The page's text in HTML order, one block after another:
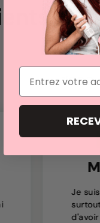
en
+ 1'000
Je
Email